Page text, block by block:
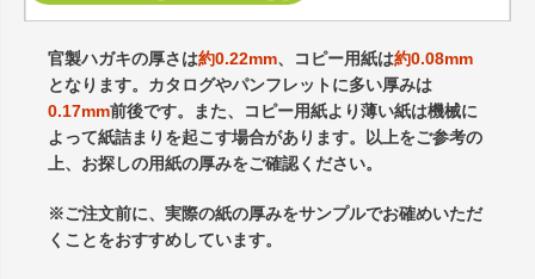
官製ハガキの厚さは約0.22mm、コピー用紙は約0.08mm
となります。カタログやパンフレットに多い厚みは
0.17mm前後です。また、コピー用紙より薄い紙は機械に
よって紙詰まりを起こす場合があります。以上をご参考の
上、お探しの用紙の厚みをご確認ください。
※ご注文前に、実際の紙の厚みをサンプルでお確めいただ
くことをおすすめしています。